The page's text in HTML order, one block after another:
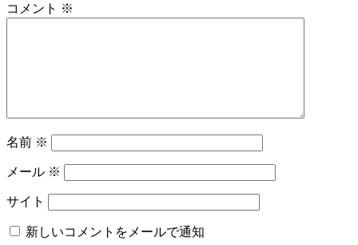
ン
コメント ※
名前 ※
メール ※
サイト
新しいコメントをメールで通知